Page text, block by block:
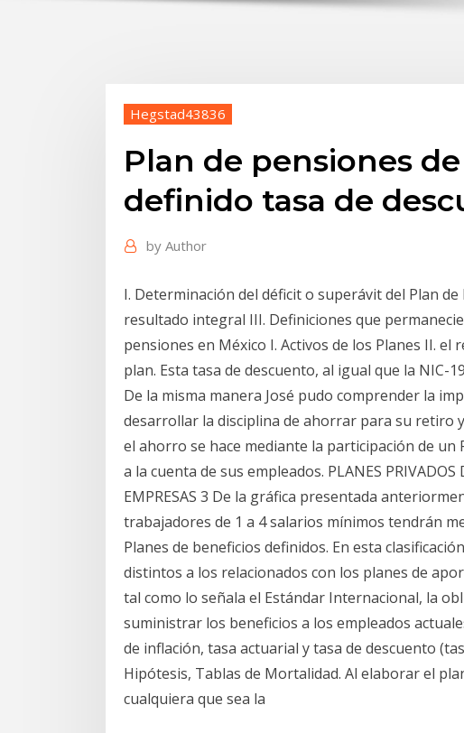
Hegstad43836
Plan de pensiones
definido tasa de
by Author
I. Determinación del déficit o superávit del Plan
resultado integral III. Definiciones que
pensiones en México I. Activos de los Planes II.
plan. Esta tasa de descuento, al igual que la NIC-19
De la misma manera José pudo comprender la
desarrollar la disciplina de ahorrar para su retiro
el ahorro se hace mediante la participación de
a la cuenta de sus empleados. PLANES PRIVADOS
EMPRESAS 3 De la gráfica presentada
trabajadores de 1 a 4 salarios mínimos tendrán
Planes de beneficios definidos. En esta
distintos a los relacionados con los planes de
tal como lo señala el Estándar Internacional, la
suministrar los beneficios a los empleados
de inflación, tasa actuarial y tasa de descuento
Hipótesis, Tablas de Mortalidad. Al elaborar el
cualquiera que sea la